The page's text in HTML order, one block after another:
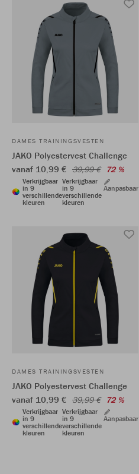
DAMES TRAININGSVESTEN
JAKO Polyestervest Challenge
vanaf 10,99 € 39,99 € 72 %
Verkrijgbaar
in 9
verschillende
kleuren
Verkrijgbaar
in 9
verschillende
kleuren
Aanpasbaar
DAMES TRAININGSVESTEN
JAKO Polyestervest Challenge
vanaf 10,99 € 39,99 € 72 %
Verkrijgbaar
in 9
verschillende
kleuren
Verkrijgbaar
in 9
verschillende
kleuren
Aanpasbaar